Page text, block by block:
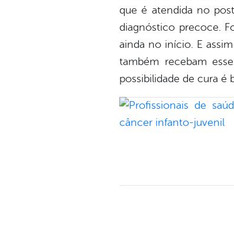
que é atendida no
diagnóstico precoce.
ainda no início. E
também recebam
possibilidade de cura é